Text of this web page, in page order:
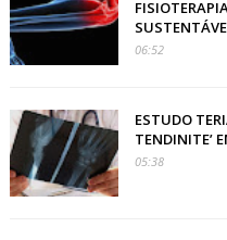
06:52
ESTUDO
TENDINITE’
05:38